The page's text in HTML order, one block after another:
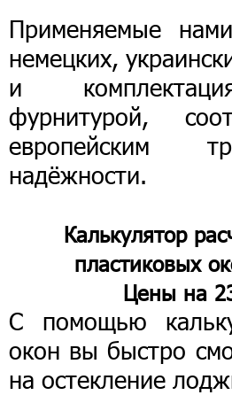
Применяемые
немецких,
и
фурнитурой,
европейским
надёжности.
Калькулятор
пластиковых
Цены на
С помощью
окон вы быстро
на остекление